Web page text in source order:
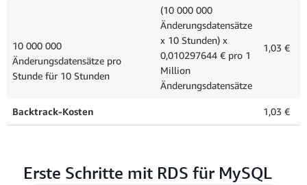
10 000 000
Änderungsdatensätze pro
Stunde für 10 Stunden
(10 000 000
Änderungsdatensätze
x 10 Stunden) x
0,010297644 € pro 1
Million
Änderungsdatensätze
1,03 €
Backtrack-Kosten 1,03 €
Erste Schritte mit RDS für MySQL